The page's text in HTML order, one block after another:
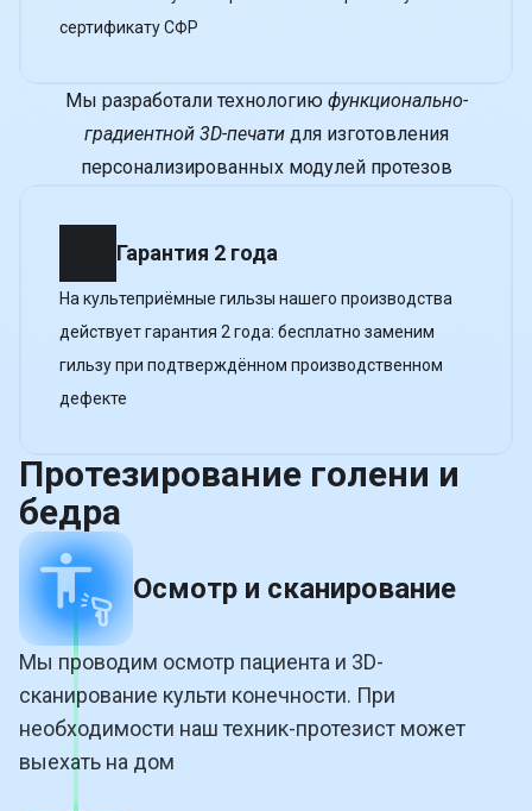
сертификату СФР
Мы разработали технологию функционально-
градиентной 3D-печатидля изготовления
персонализированных модулей протезов
Гарантия 2 года
На культеприёмные гильзы нашего производства
действует гарантия 2 года: бесплатно заменим
гильзу при подтверждённом производственном
дефекте
Протезирование голени и
бедра
Осмотр и сканирование
Мы проводим осмотр пациента и 3D-
сканирование культи конечности. При
необходимости наш техник-протезист может
выехать на дом